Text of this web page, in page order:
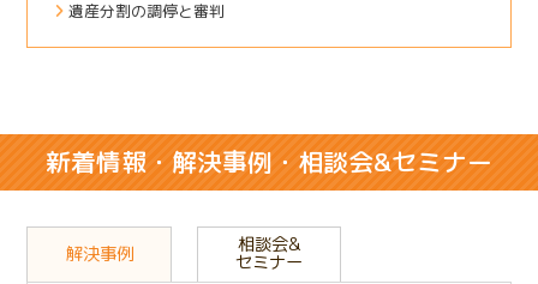
遺産分割の調停と審判
新着情報・解決事例・相談会&セミナー
解決事例 相談会&
セミナー